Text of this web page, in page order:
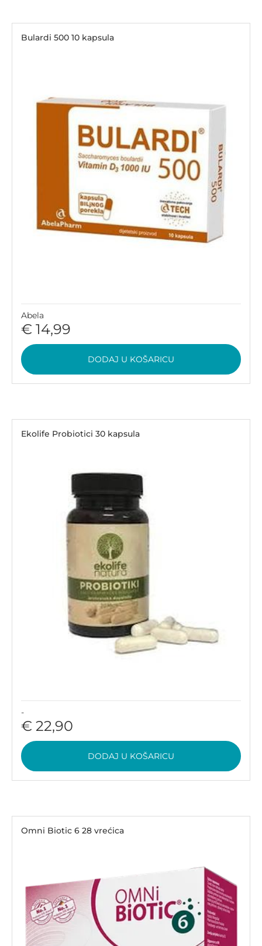
Bulardi 500 10 kapsula
Abela
€ 14,99
DODAJ U KOŠARICU
Ekolife Probiotici 30 kapsula
-
€ 22,90
DODAJ U KOŠARICU
Omni Biotic 6 28 vrećica